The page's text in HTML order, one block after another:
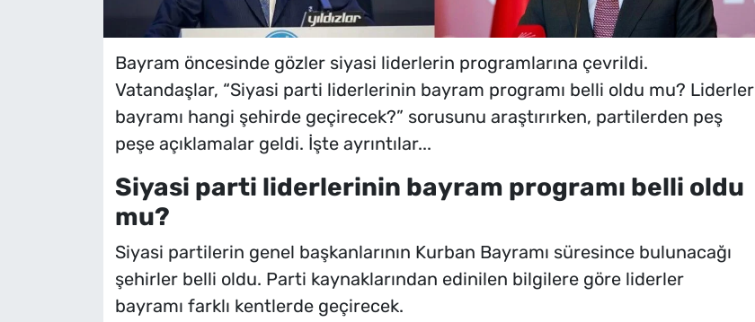
Bayram öncesinde gözler siyasi liderlerin programlarına çevrildi.
Vatandaşlar, “Siyasi parti liderlerinin bayram programı belli oldu mu? Liderler
bayramı hangi şehirde geçirecek?” sorusunu araştırırken, partilerden peş
peşe açıklamalar geldi. İşte ayrıntılar...
Siyasi parti liderlerinin bayram programı belli oldu
mu?
Siyasi partilerin genel başkanlarının Kurban Bayramı süresince bulunacağı
şehirler belli oldu. Parti kaynaklarından edinilen bilgilere göre liderler
bayramı farklı kentlerde geçirecek.